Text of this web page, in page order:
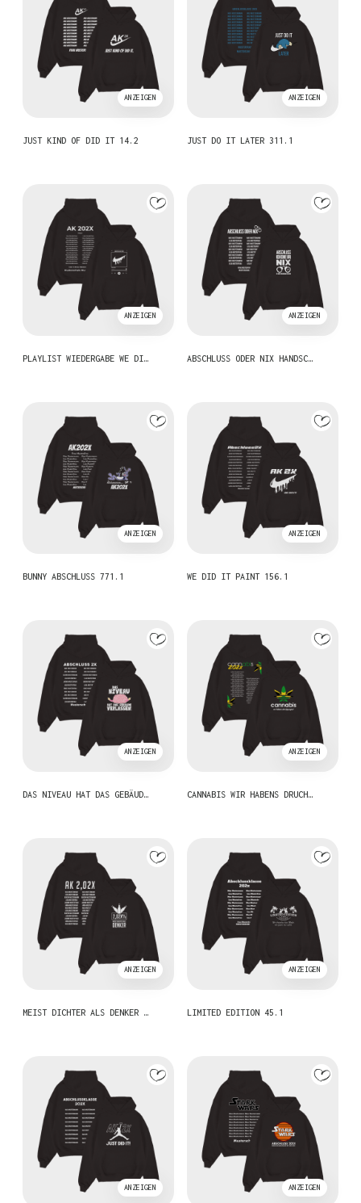
ANZEIGEN
JUST KIND OF DID IT 14.2
ANZEIGEN
JUST DO IT LATER 311.1
ANZEIGEN
PLAYLIST WIEDERGABE WE DI…
ANZEIGEN
ABSCHLUSS ODER NIX HANDSC…
ANZEIGEN
BUNNY ABSCHLUSS 771.1
ANZEIGEN
WE DID IT PAINT 156.1
ANZEIGEN
DAS NIVEAU HAT DAS GEBÄUD…
ANZEIGEN
CANNABIS WIR HABENS DRUCH…
ANZEIGEN
MEIST DICHTER ALS DENKER …
ANZEIGEN
LIMITED EDITION 45.1
ANZEIGEN ANZEIGEN